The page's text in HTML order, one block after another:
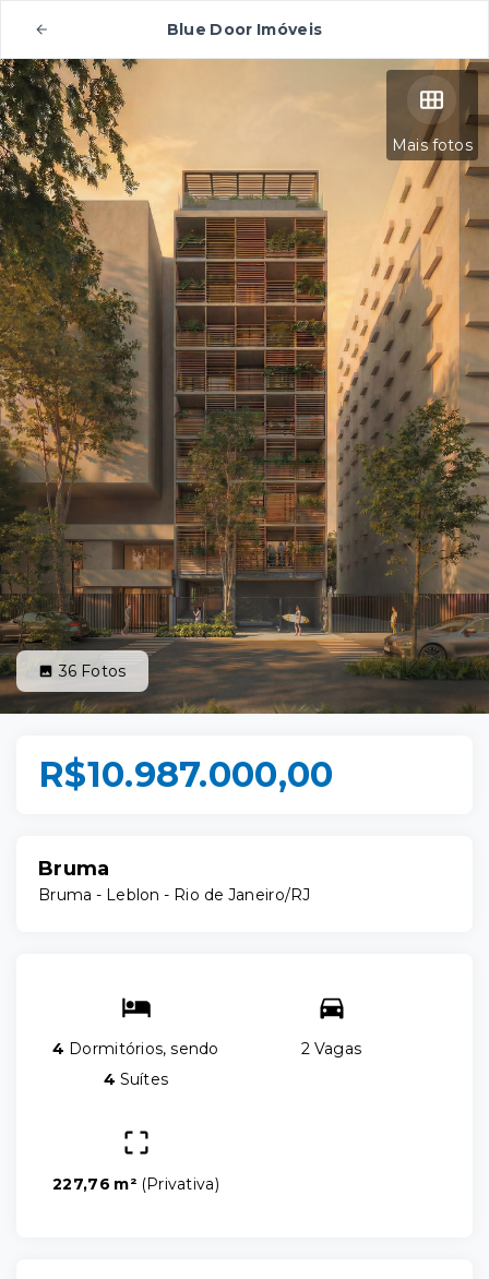
Blue Door Imóveis
Mais fotos
36 Fotos
R$10.987.000,00
Bruma
Bruma - Leblon - Rio de Janeiro/RJ
4 Dormitórios, sendo
4 Suítes
2 Vagas
227,76 m² (Privativa)